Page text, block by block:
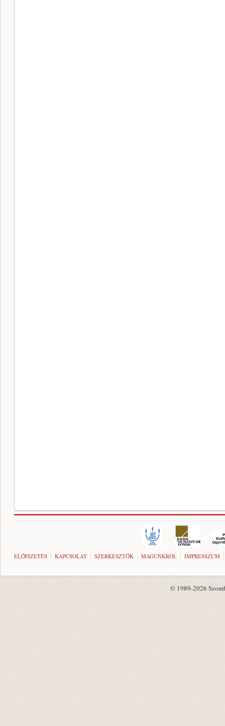
ELŐFIZETÉS KAPCSOLAT SZERKESZTŐK MAGUNKRÓL IMPRESSZUM
© 1989-2026